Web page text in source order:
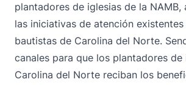
plantadores de iglesias de la NAMB,
las iniciativas de atención
bautistas de Carolina del Norte.
canales para que los plantadores de
Carolina del Norte reciban los